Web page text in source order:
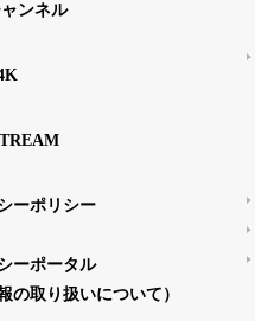
ンネル
ーポリシー
ーポータル
の取り扱いについて）